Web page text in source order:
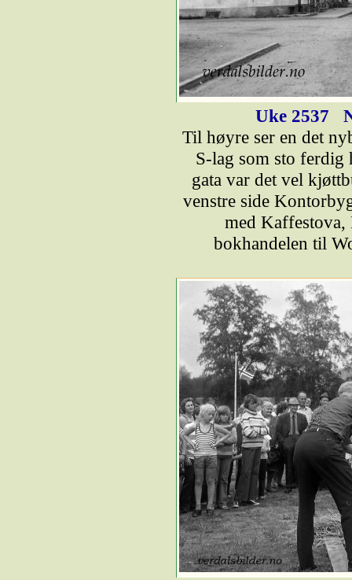
Uke 2537
Til høyre ser en det
S-lag som sto ferdig
gata var det vel
venstre side
med
bokhandelen til